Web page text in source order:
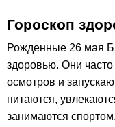
Гороскоп
Рожденные 26 мая
здоровью. Они
осмотров и
питаются,
занимаются